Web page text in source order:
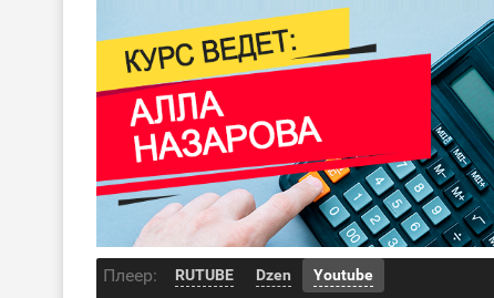
Плеер: RUTUBE Dzen Youtube